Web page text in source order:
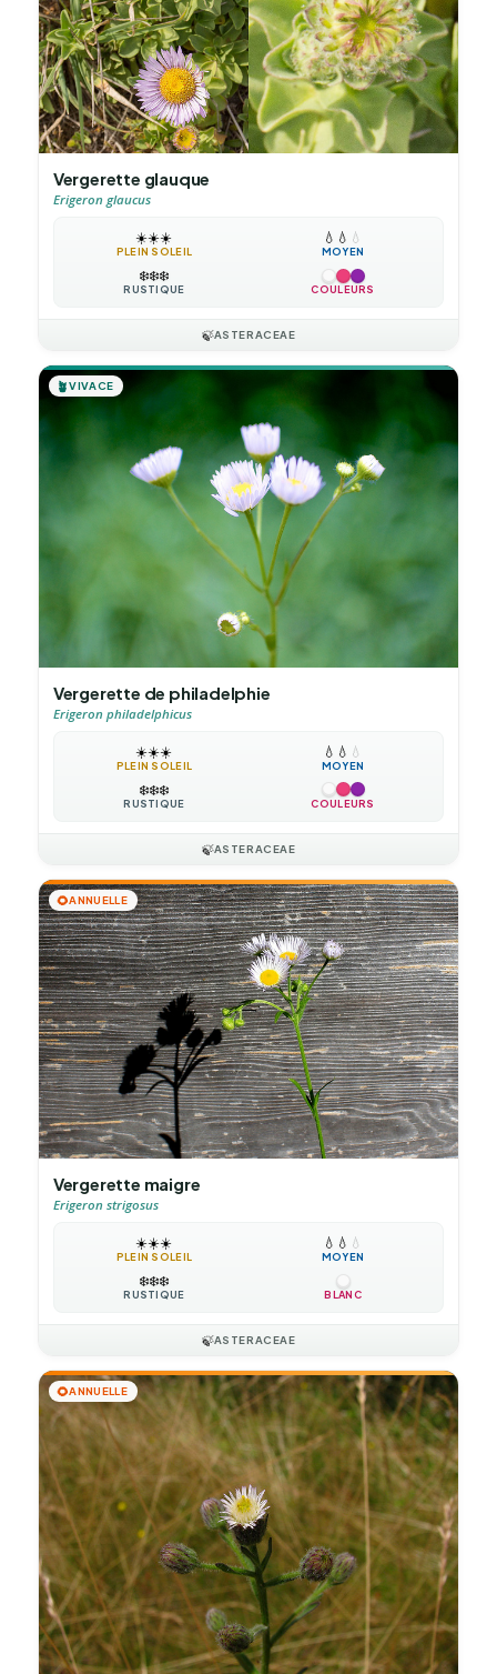
Vergerette glauque
Erigeron glaucus
☀️☀️☀️
PLEIN SOLEIL
💧 💧 💧
MOYEN
❄️❄️❄️
RUSTIQUE COULEURS
🍃ASTERACEAE
🪴VIVACE
Vergerette de philadelphie
Erigeron philadelphicus
☀️☀️☀️
PLEIN SOLEIL
💧 💧 💧
MOYEN
❄️❄️❄️
RUSTIQUE COULEURS
🍃ASTERACEAE
🌻ANNUELLE
Vergerette maigre
Erigeron strigosus
☀️☀️☀️
PLEIN SOLEIL
💧 💧 💧
MOYEN
❄️❄️❄️
RUSTIQUE BLANC
🍃ASTERACEAE
🌻ANNUELLE